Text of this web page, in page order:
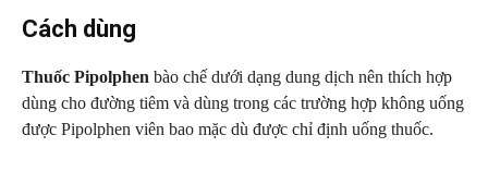
Cách dùng
Thuốc Pipolphen bào chế dưới dạng dung dịch nên thích hợp
dùng cho đường tiêm và dùng trong các trường hợp không uống
được Pipolphen viên bao mặc dù được chỉ định uống thuốc.